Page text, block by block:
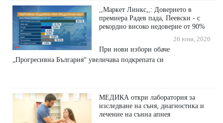
,,Маркет Линкс,,: Доверието в
премиера Радев пада, Пеевски - с
рекордно високо недоверие от 90%
26 юни, 2026
При нови избори обаче
„Прогресивна България“ увеличава подкрепата си
МЕДИКА откри лаборатория за
изследване на съня, диагностика и
лечение на сънна апнея